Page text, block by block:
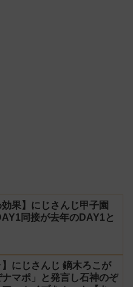
効果】にじさんじ甲子園
同接が去年のDAY1と
】にじさんじ 鏑木ろこが
ナマポ」と発言し石神のぞ